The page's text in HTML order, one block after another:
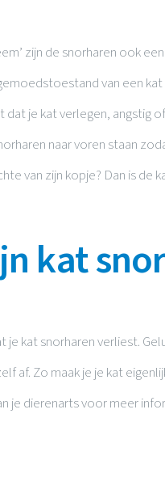
zijn de snorharen ook
van een
dat je kat verlegen, angstig
naar voren staan
van zijn kopje? Dan is de
kat
je kat snorharen verliest.
af. Zo maak je je kat
je dierenarts voor meer